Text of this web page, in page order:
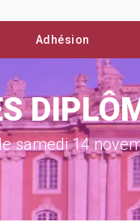
Adhésion
samedi 14